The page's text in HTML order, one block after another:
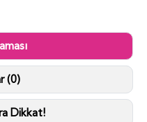
Yorumlar (0)
Dikkat!